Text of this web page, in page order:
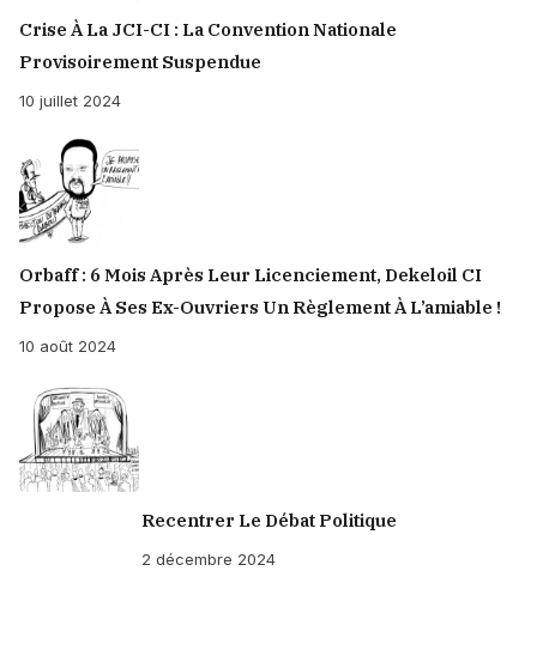
Crise À La JCI-CI : La Convention Nationale
Provisoirement Suspendue
10 juillet 2024
Orbaff : 6 Mois Après Leur Licenciement, Dekeloil CI
Propose À Ses Ex-Ouvriers Un Règlement À L’amiable !
10 août 2024
Recentrer Le Débat Politique
2 décembre 2024